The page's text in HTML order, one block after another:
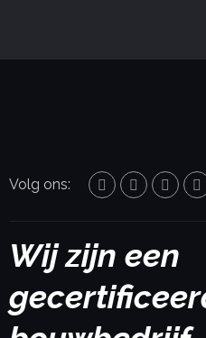
Volg ons:
Wij zijn een